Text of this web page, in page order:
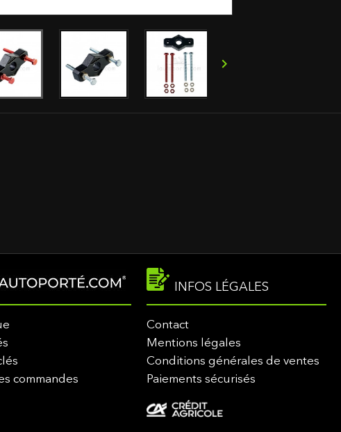

commandes
INFOS LÉGALES
Contact
Mentions légales
Conditions générales de ventes
Paiements sécurisés